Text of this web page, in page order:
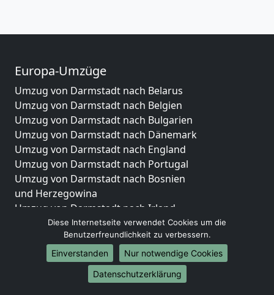
Europa-Umzüge
Umzug von Darmstadt nach Belarus
Umzug von Darmstadt nach Belgien
Umzug von Darmstadt nach Bulgarien
Umzug von Darmstadt nach Dänemark
Umzug von Darmstadt nach England
Umzug von Darmstadt nach Portugal
Umzug von Darmstadt nach Bosnien
und Herzegowina
Umzug von Darmstadt nach Irland
Umzug von Darmstadt nach Lettland
Umzug von Darmstadt nach Zypern
Umzug von Darmstadt nach Kroatien
Umzug von Darmstadt nach Estland
Umzug von Darmstadt nach Finnland
Diese Internetseite verwendet Cookies um die
Benutzerfreundlichkeit zu verbessern.
Einverstanden
Nur notwendige Cookies
Datenschutzerklärung